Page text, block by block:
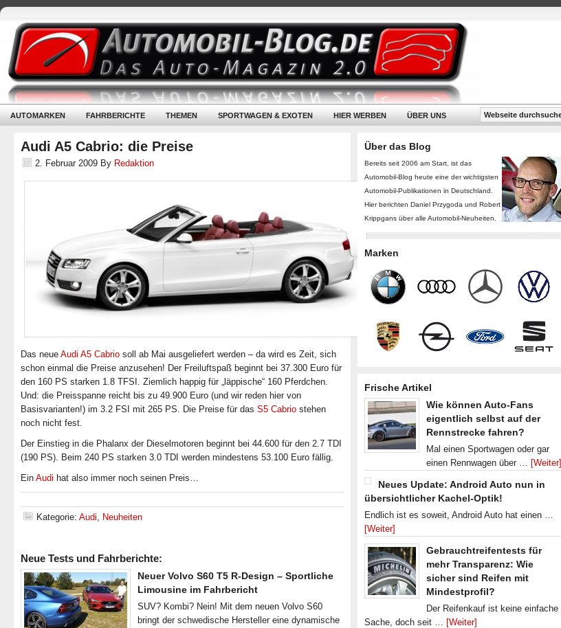
AUTOMARKEN FAHRBERICHTE THEMEN SPORTWAGEN & EXOTEN HIER WERBEN ÜBER UNS
Audi A5 Cabrio: die Preise
2. Februar 2009 By Redaktion
Das neue Audi A5 Cabrio soll ab Mai ausgeliefert werden – da wird es Zeit, sich
schon einmal die Preise anzusehen! Der Freiluftspaß beginnt bei 37.300 Euro für
den 160 PS starken 1.8 TFSI. Ziemlich happig für „läppische“ 160 Pferdchen.
Und: die Preisspanne reicht bis zu 49.900 Euro (und wir reden hier von
Basisvarianten!) im 3.2 FSI mit 265 PS. Die Preise für das S5 Cabrio stehen
noch nicht fest.
Der Einstieg in die Phalanx der Dieselmotoren beginnt bei 44.600 für den 2.7 TDI
(190 PS). Beim 240 PS starken 3.0 TDI werden mindestens 53.100 Euro fällig.
Ein Audi hat also immer noch seinen Preis…
Kategorie: Audi, Neuheiten
Neue Tests und Fahrberichte:
Neuer Volvo S60 T5 R-Design – Sportliche
Limousine im Fahrbericht
SUV? Kombi? Nein! Mit dem neuen Volvo S60
bringt der schwedische Hersteller eine dynamische
Über das Blog
Bereits seit 2006 am Start, ist das
Automobil-Blog heute eine der wichtigsten
Automobil-Publikationen in Deutschland.
Hier berichten Daniel Przygoda und Robert
Krippgans über alle Automobil-Neuheiten.
Marken
Frische Artikel
Wie können Auto-Fans
eigentlich selbst auf der
Rennstrecke fahren?
Mal einen Sportwagen oder gar
einen Rennwagen über … [Weiter]
Neues Update: Android Auto nun in
übersichtlicher Kachel-Optik!
Endlich ist es soweit, Android Auto hat einen …
[Weiter]
Gebrauchtreifentests für
mehr Transparenz: Wie
sicher sind Reifen mit
Mindestprofil?
Der Reifenkauf ist keine einfache
Sache, doch seit … [Weiter]